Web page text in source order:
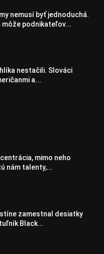
nemusí byť jednoduchá.
môže podnikateľov...
nestačili. Slováci
a...
mimo neho
nám talenty,...
zamestnal desiatky
Black...